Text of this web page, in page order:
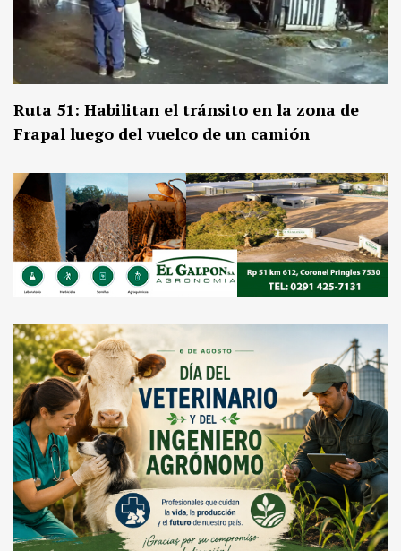
Ruta 51: Habilitan el tránsito en la zona de
Frapal luego del vuelco de un camión